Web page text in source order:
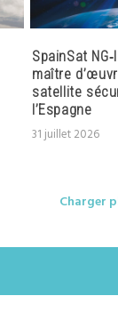
SpainSat
maître
satellite
l’Espagne
31 juillet 2026
Charger